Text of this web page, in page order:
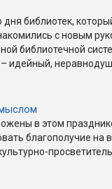
библиотек,
с новым
библиотечной
– идейный,
в этом
благополучие на